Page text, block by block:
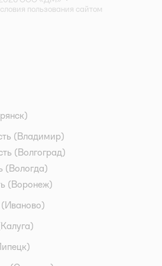
пользования сайтом
(Владимир)
(Волгоград)
(Вологда)
(Воронеж)
(Иваново)